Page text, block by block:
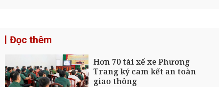
Đọc thêm
Hơn 70 tài xế xe Phương
Trang ký cam kết an toàn
giao thông